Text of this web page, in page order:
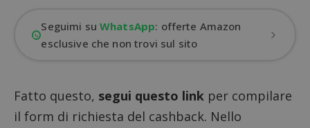
Seguimi suWhatsApp: offerte Amazon
esclusive che non trovi sul sito
Fatto questo, segui questo link per compilare
il form di richiesta del cashback. Nello